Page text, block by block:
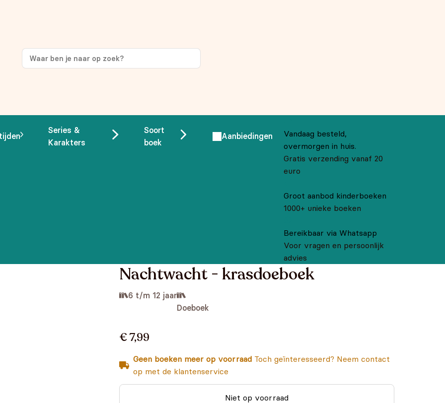
Series &
Karakters
Soort
boek
Aanbiedingen
Vandaag besteld,
overmorgen in huis.
Gratis verzending vanaf 20
euro
Groot aanbod kinderboeken
1000+ unieke boeken
Bereikbaar via Whatsapp
Voor vragen en persoonlijk
advies
Nachtwacht - krasdoeboek
6 t/m 12 jaar
Doeboek
€ 7,99
Geen boeken meer op voorraad Toch geïnteresseerd? Neem contact
op met de klantenservice
Niet op voorraad
op je eerste aankoop!